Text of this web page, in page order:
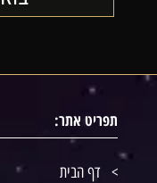
תפריט אתר:
דף הבית